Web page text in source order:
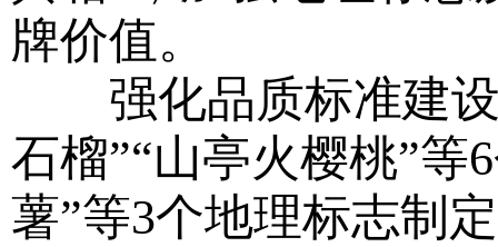
牌价值。
强化品质标准建设
石榴”“山亭火樱桃”等
薯”等3个地理标志制